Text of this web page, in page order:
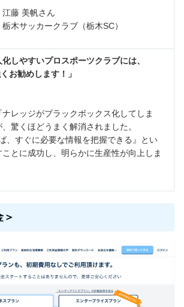
江藤 美帆さん
栃木サッカークラブ（栃木SC）
化しやすいプロスポーツクラブには、
お勧めします！」
レッジがブラックボックス化してしま
驚くほどうまく解消されました。
、すぐに必要な情報を把握できる』とい
とに成功し、明らかに生産性が向上しま